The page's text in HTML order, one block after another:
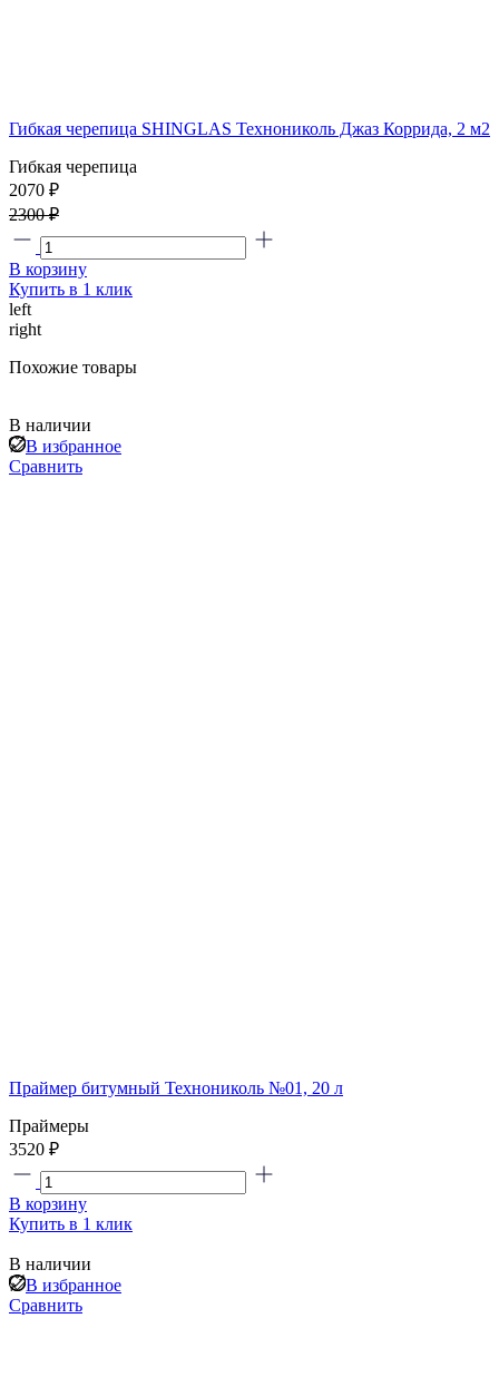
Гибкая черепица SHINGLAS Технониколь Джаз Коррида, 2 м2
Гибкая черепица
2070 ₽
2300 ₽
В корзину
Купить в 1 клик
left
right
Похожие товары
В наличии
В избранное
Сравнить
Праймер битумный Технониколь №01, 20 л
Праймеры
3520 ₽
В корзину
Купить в 1 клик
В наличии
В избранное
Сравнить